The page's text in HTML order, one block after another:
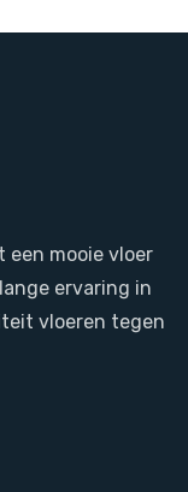
een mooie vloer
ervaring in
vloeren tegen